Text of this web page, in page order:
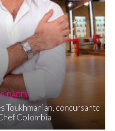
Toukhmanian, concursante
Colombia